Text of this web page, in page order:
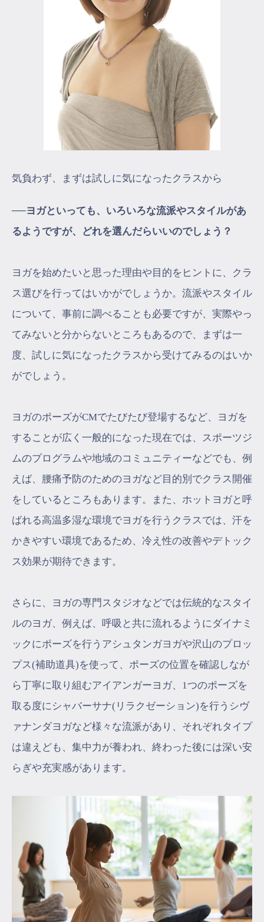
気負わず、まずは試しに気になったクラスから
──ヨガといっても、いろいろな流派やスタイルがあ
るようですが、どれを選んだらいいのでしょう？
ヨガを始めたいと思った理由や目的をヒントに、クラ
ス選びを行ってはいかがでしょうか。流派やスタイル
について、事前に調べることも必要ですが、実際やっ
てみないと分からないところもあるので、まずは一
度、試しに気になったクラスから受けてみるのはいか
がでしょう。
ヨガのポーズがCMでたびたび登場するなど、ヨガを
することが広く一般的になった現在では、スポーツジ
ムのプログラムや地域のコミュニティーなどでも、例
えば、腰痛予防のためのヨガなど目的別でクラス開催
をしているところもあります。また、ホットヨガと呼
ばれる高温多湿な環境でヨガを行うクラスでは、汗を
かきやすい環境であるため、冷え性の改善やデトック
ス効果が期待できます。
さらに、ヨガの専門スタジオなどでは伝統的なスタイ
ルのヨガ、例えば、呼吸と共に流れるようにダイナミ
ックにポーズを行うアシュタンガヨガや沢山のプロッ
プス(補助道具)を使って、ポーズの位置を確認しなが
ら丁寧に取り組むアイアンガーヨガ、1つのポーズを
取る度にシャバーサナ(リラクゼーション)を行うシヴ
ァナンダヨガなど様々な流派があり、それぞれタイプ
は違えども、集中力が養われ、終わった後には深い安
らぎや充実感があります。